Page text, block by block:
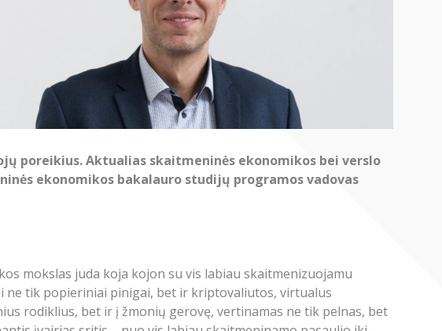
poreikius. Aktualias skaitmeninės ekonomikos bei verslo
ekonomikos bakalauro studijų programos vadovas
mokslas juda koja kojon su vis labiau skaitmenizuojamu
ne tik popieriniai pinigai, bet ir kriptovaliutos, virtualus
rodiklius, bet ir į žmonių gerovę, vertinamas ne tik pelnas, bet